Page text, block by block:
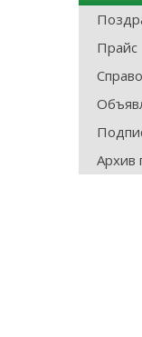
Прайс
Архив